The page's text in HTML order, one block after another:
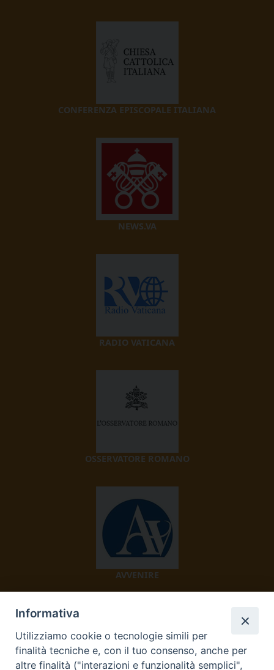
CONFERENZA EPISCOPALE ITALIANA
NEWS.VA
RADIO VATICANA
OSSERVATORE ROMANO
AVVENIRE
Informativa
Utilizziamo cookie o tecnologie simili per
finalità tecniche e, con il tuo consenso, anche per
altre finalità ("interazioni e funzionalità semplici",